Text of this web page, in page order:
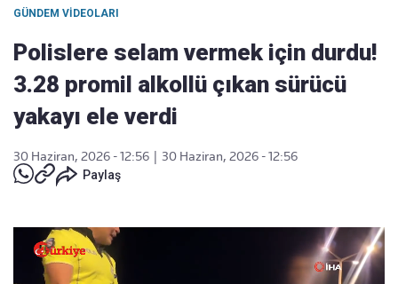
GÜNDEM VIDEOLARI
Polislere selam vermek için durdu!
3.28 promil alkollü çıkan sürücü
yakayı ele verdi
30 Haziran, 2026 - 12:56
30 Haziran, 2026 - 12:56
Paylaş